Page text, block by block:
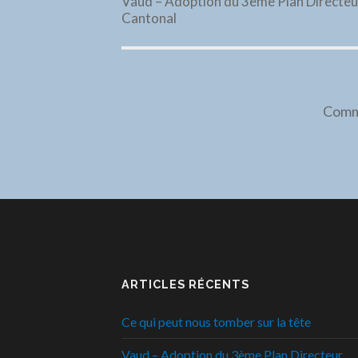
Cantonal
ARTICLES RÉCENTS
Ce qui peut nous tomber sur la tête
Vaud – Adoption du 3ème Plan Directeur